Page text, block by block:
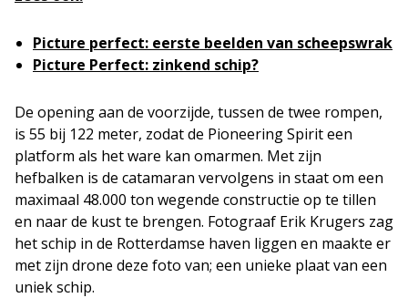
Picture perfect: eerste beelden van scheepswrak
Picture Perfect: zinkend schip?
De opening aan de voorzijde, tussen de twee rompen,
is 55 bij 122 meter, zodat de Pioneering Spirit een
platform als het ware kan omarmen. Met zijn
hefbalken is de catamaran vervolgens in staat om een
maximaal 48.000 ton wegende constructie op te tillen
en naar de kust te brengen. Fotograaf Erik Krugers zag
het schip in de Rotterdamse haven liggen en maakte er
met zijn drone deze foto van; een unieke plaat van een
uniek schip.